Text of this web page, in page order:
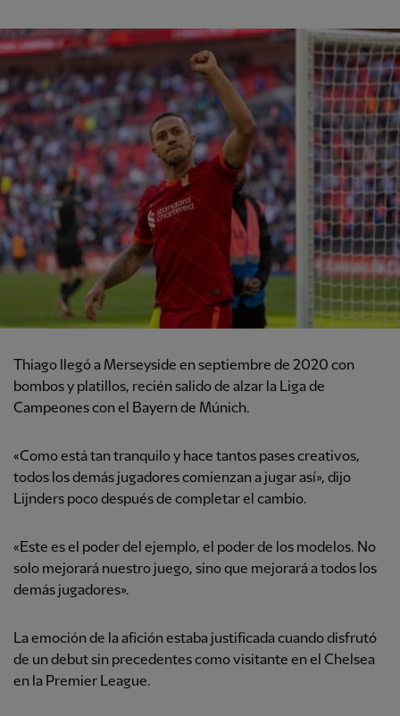
Thiago llegó a Merseyside en septiembre de 2020 con
bombos y platillos, recién salido de alzar la Liga de
Campeones con el Bayern de Múnich.
«Como está tan tranquilo y hace tantos pases creativos,
todos los demás jugadores comienzan a jugar así», dijo
Lijnders poco después de completar el cambio.
«Este es el poder del ejemplo, el poder de los modelos. No
solo mejorará nuestro juego, sino que mejorará a todos los
demás jugadores».
La emoción de la afición estaba justificada cuando disfrutó
de un debut sin precedentes como visitante en el Chelsea
en la Premier League.